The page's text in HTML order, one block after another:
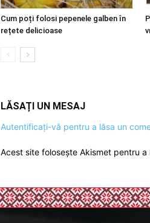
Cum poți folosi pepenele galben în
rețete delicioase
LĂSAȚI UN MESAJ
Autentificați-vă pentru a lăsa un
Acest site folosește Akismet pentru a